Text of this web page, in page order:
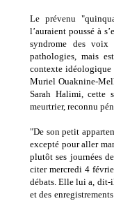
Le prévenu
l’auraient poussé à
syndrome des
pathologies, mais
contexte idéologique
Muriel Ouaknine-
Sarah Halimi, cette
meurtrier, reconnu
"De son petit
excepté pour aller
plutôt ses journées
citer mercredi 4
débats. Elle lui a,
et des